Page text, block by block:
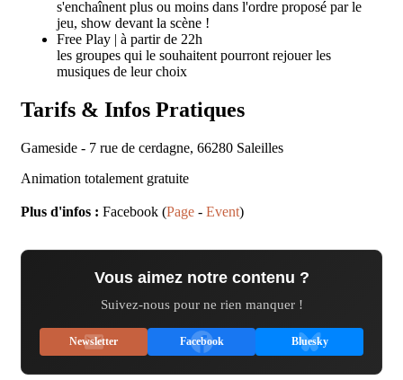
s'enchaînent plus ou moins dans l'ordre proposé par le
jeu, show devant la scène !
Free Play | à partir de 22h
les groupes qui le souhaitent pourront rejouer les
musiques de leur choix
Tarifs & Infos Pratiques
Gameside - 7 rue de cerdagne, 66280 Saleilles
Animation totalement gratuite
Plus d'infos : Facebook (Page - Event)
Vous aimez notre contenu ?
Suivez-nous pour ne rien manquer !
Newsletter Facebook Bluesky